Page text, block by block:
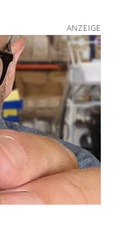
ANZEIGE